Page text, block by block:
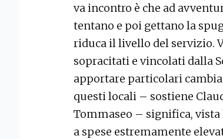
va incontro è che ad
tentano e poi gettano la
riduca il livello del servizio.
sopracitati e vincolati dalla
apportare particolari
questi locali – sostiene
Tommaseo – significa,
a spese estremamente